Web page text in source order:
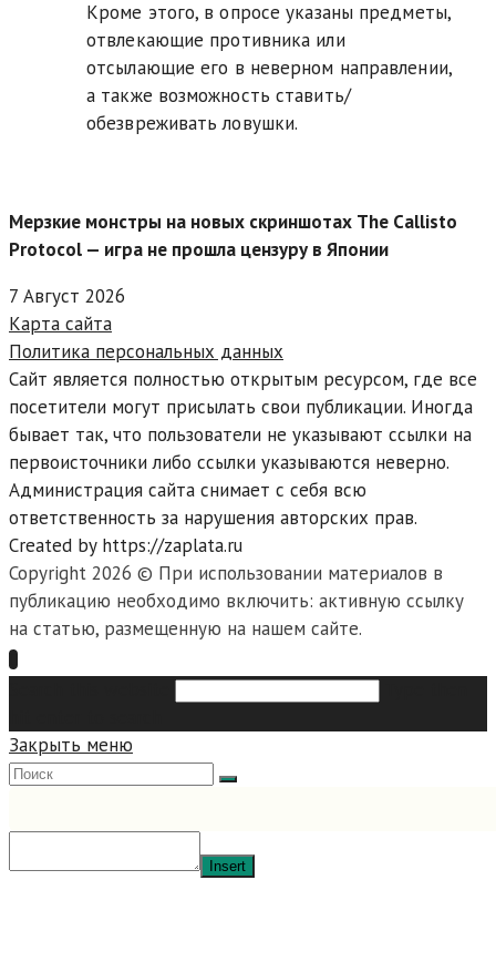
Кроме этого, в опросе указаны предметы,
отвлекающие противника или
отсылающие его в неверном направлении,
а также возможность ставить/
обезвреживать ловушки.
Мерзкие монстры на новых скриншотах The Callisto
Protocol — игра не прошла цензуру в Японии
7 Август 2026
Карта сайта
Политика персональных данных
Сайт является полностью открытым ресурсом, где все
посетители могут присылать свои публикации. Иногда
бывает так, что пользователи не указывают ссылки на
первоисточники либо ссылки указываются неверно.
Администрация сайта снимает с себя всю
ответственность за нарушения авторских прав.
Created by https://zaplata.ru
Copyright 2026 © При использовании материалов в
публикацию необходимо включить: активную ссылку
на статью, размещенную на нашем сайте.
Закрыть меню
Insert